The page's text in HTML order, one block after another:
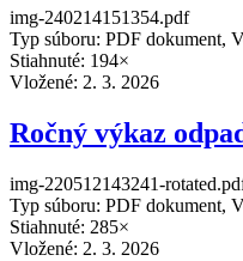
img-240214151354.pdf
Typ súboru: PDF dokument,
Stiahnuté: 194×
Vložené: 2. 3. 2026
Ročný výkaz
img-220512143241-
Typ súboru: PDF dokument,
Stiahnuté: 285×
Vložené: 2. 3. 2026